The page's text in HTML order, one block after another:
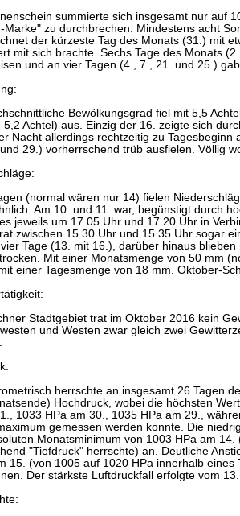
summierte sich insgesamt nur auf
Marke" zu durchbrechen. Mindestens acht
der kürzeste Tag des Monats (31.) mit
mit sich brachte. Sechs Tage des Monats
und an vier Tagen (4., 7., 21. und 25.)
Bewölkungsgrad fiel mit 5,5
5,2 Achtel) aus. Einzig der 16. zeigte sich
Nacht allerdings rechtzeitig zu
29.) vorherrschend trüb ausfielen. Völlig
(normal wären nur 14) fielen
Am 10. und 11. war, begünstigt durch
jeweils um 17.05 Uhr und 17.20 Uhr in
zwischen 15.30 Uhr und 15.35 Uhr sogar
Tage (13. mit 16.), darüber hinaus
Mit einer Monatsmenge von 50 mm
einer Tagesmenge von 18 mm. Oktober-
Stadtgebiet trat im Oktober 2016 kein
und Westen zwar gleich zwei
herrschte an insgesamt 26 Tagen
Hochdruck, wobei die höchsten
1033 HPa am 30., 1035 HPa am 29.,
gemessen werden konnte. Die
Monatsminimum von 1003 HPa am
"Tiefdruck" herrschte) an. Deutliche
15. (von 1005 auf 1020 HPa innerhalb
Der stärkste Luftdruckfall erfolgte vom